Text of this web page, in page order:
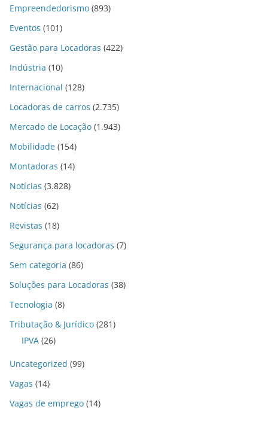
Empreendedorismo (893)
Eventos (101)
Gestão para Locadoras (422)
Indústria (10)
Internacional (128)
Locadoras de carros (2.735)
Mercado de Locação (1.943)
Mobilidade (154)
Montadoras (14)
Notícias (3.828)
Notícias (62)
Revistas (18)
Segurança para locadoras (7)
Sem categoria (86)
Soluções para Locadoras (38)
Tecnologia (8)
Tributação & Jurídico (281)
IPVA (26)
Uncategorized (99)
Vagas (14)
Vagas de emprego (14)